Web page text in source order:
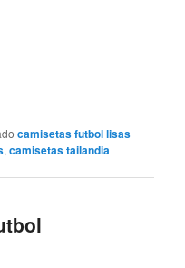
camisetas futbol lisas
,camisetas tailandia